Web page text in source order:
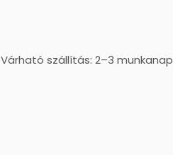
Várható szállítás: 2–3 munkanap